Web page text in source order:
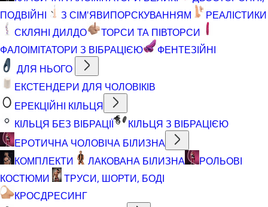
ПОДВІЙНІ
З СІМ'ЯВИПОРСКУВАННЯМ
РЕАЛІСТИКИ
СКЛЯНІ ДИЛДО
ТОРСИ ТА ПІВТОРСИ
ФАЛОІМІТАТОРИ З ВІБРАЦІЄЮ
ФЕНТЕЗІЙНІ
ДЛЯ НЬОГО
ЕКСТЕНДЕРИ ДЛЯ ЧОЛОВІКІВ
ЕРЕКЦІЙНІ КІЛЬЦЯ
КІЛЬЦЯ БЕЗ ВІБРАЦІЇ
КІЛЬЦЯ З ВІБРАЦІЄЮ
ЕРОТИЧНА ЧОЛОВІЧА БІЛИЗНА
КОМПЛЕКТИ
ЛАКОВАНА БІЛИЗНА
РОЛЬОВІ
КОСТЮМИ
ТРУСИ, ШОРТИ, БОДІ
КРОСДРЕСИНГ